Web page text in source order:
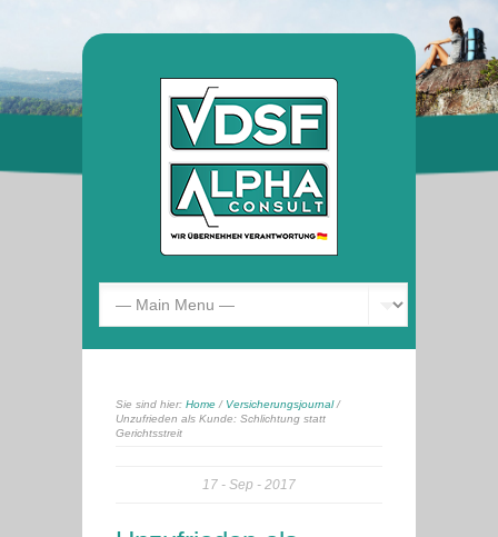
Sie sind hier: Home / Versicherungsjournal/
Unzufrieden als Kunde: Schlichtung statt
Gerichtsstreit
17 Sep 2017